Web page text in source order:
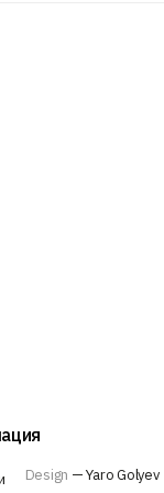
Design — Yaro Golyev